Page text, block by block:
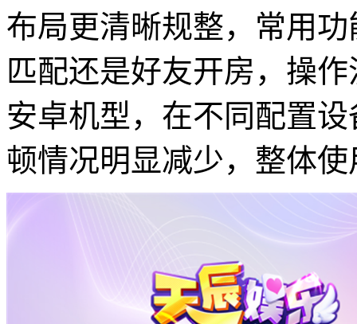
布局更清晰规整，常用
匹配还是好友开房，操
安卓机型，在不同配置
顿情况明显减少，整体